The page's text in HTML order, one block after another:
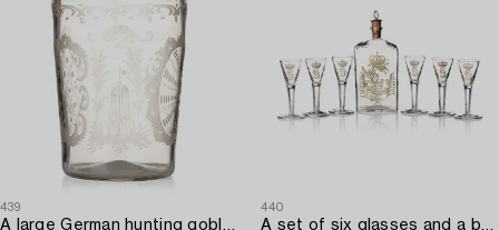
439
A large German hunting goblet,
440
A set of six glasses and a bottle,